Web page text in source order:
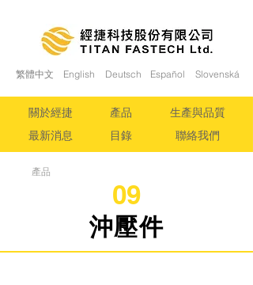
繁體中文 English Deutsch Español Slovenská
關於經捷
最新消息
產品
目錄
生產與品質
聯絡我們
09
產品
沖壓件